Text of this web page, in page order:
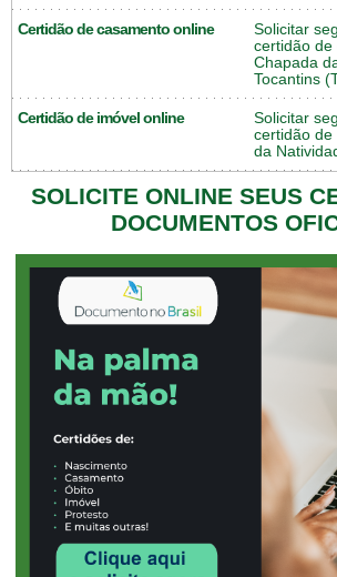
Certidão de casamento online
Solicitar
certidão de
Chapada
Tocantins
Certidão de imóvel online
Solicitar
certidão de
da
SOLICITE ONLINE SEUS
DOCUMENTOS